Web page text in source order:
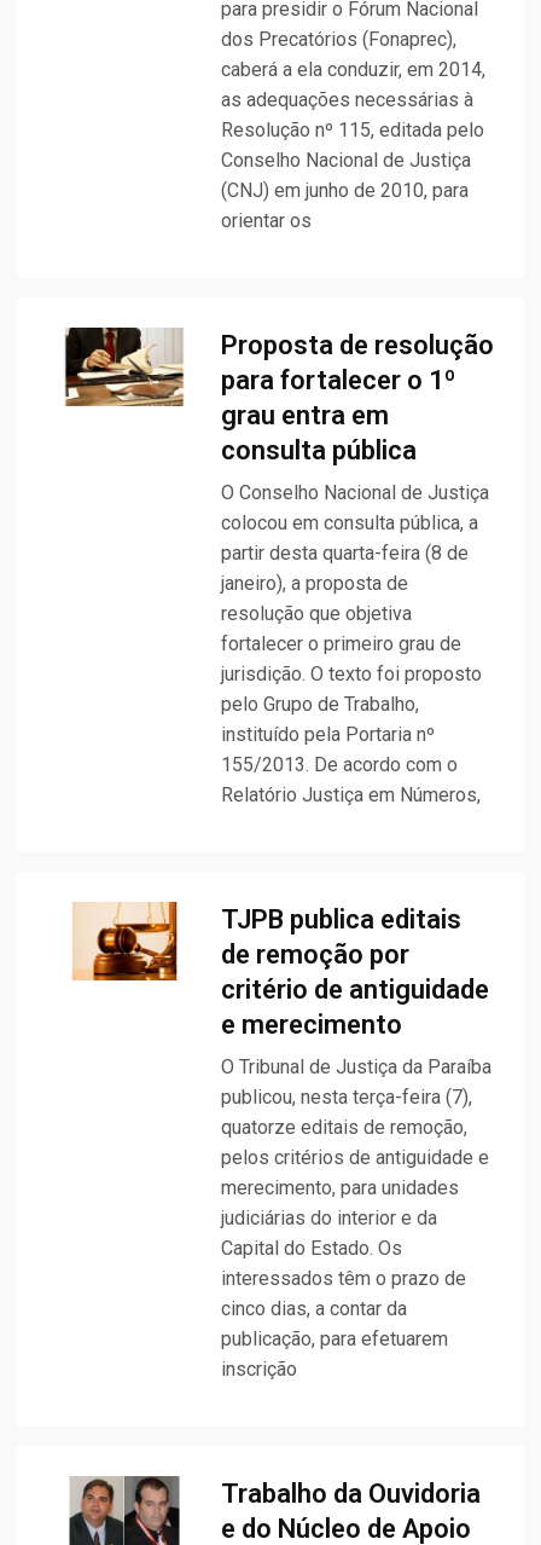
para presidir o Fórum Nacional
dos Precatórios (Fonaprec),
caberá a ela conduzir, em 2014,
as adequações necessárias à
Resolução nº 115, editada pelo
Conselho Nacional de Justiça
(CNJ) em junho de 2010, para
orientar os
Proposta de resolução
para fortalecer o 1º
grau entra em
consulta pública
O Conselho Nacional de Justiça
colocou em consulta pública, a
partir desta quarta-feira (8 de
janeiro), a proposta de
resolução que objetiva
fortalecer o primeiro grau de
jurisdição. O texto foi proposto
pelo Grupo de Trabalho,
instituído pela Portaria nº
155/2013. De acordo com o
Relatório Justiça em Números,
TJPB publica editais
de remoção por
critério de antiguidade
e merecimento
O Tribunal de Justiça da Paraíba
publicou, nesta terça-feira (7),
quatorze editais de remoção,
pelos critérios de antiguidade e
merecimento, para unidades
judiciárias do interior e da
Capital do Estado. Os
interessados têm o prazo de
cinco dias, a contar da
publicação, para efetuarem
inscrição
Trabalho da Ouvidoria
e do Núcleo de Apoio